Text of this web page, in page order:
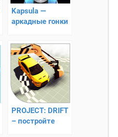
Kapsula —
аркадные гонки
тетриса
PROJECT: DRIFT
– постройте